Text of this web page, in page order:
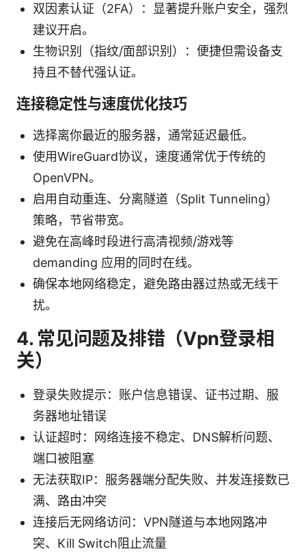
双因素认证（2FA）：显著提升账户安全，强烈
建议开启。
生物识别（指纹/面部识别）：便捷但需设备支
持且不替代强认证。
连接稳定性与速度优化技巧
选择离你最近的服务器，通常延迟最低。
使用WireGuard协议，速度通常优于传统的
OpenVPN。
启用自动重连、分离隧道（Split Tunneling）
策略，节省带宽。
避免在高峰时段进行高清视频/游戏等
demanding 应用的同时在线。
确保本地网络稳定，避免路由器过热或无线干
扰。
4. 常见问题及排错（Vpn登录相
关）
登录失败提示：账户信息错误、证书过期、服
务器地址错误
认证超时：网络连接不稳定、DNS解析问题、
端口被阻塞
无法获取IP：服务器端分配失败、并发连接数已
满、路由冲突
连接后无网络访问：VPN隧道与本地网路冲
突、Kill Switch阻止流量